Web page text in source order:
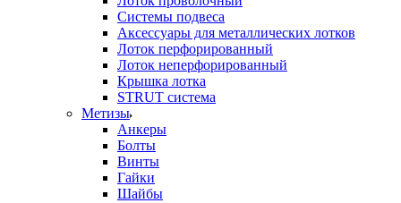
Системы подвеса
Аксессуары для металлических лотков
Лоток перфорированный
Лоток неперфорированный
Крышка лотка
STRUT система
Метизы
Анкеры
Болты
Винты
Гайки
Шайбы